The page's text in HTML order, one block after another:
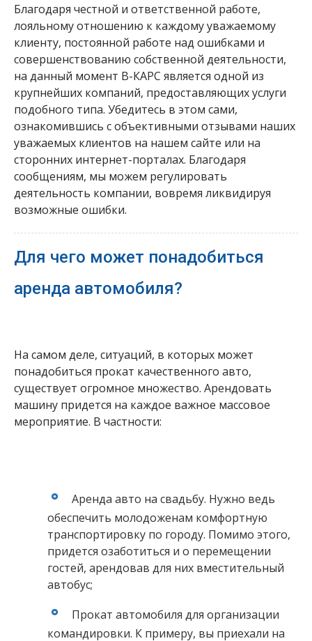
Благодаря честной и ответственной работе,
лояльному отношению к каждому уважаемому
клиенту, постоянной работе над ошибками и
совершенствованию собственной деятельности,
на данный момент В-КАРС является одной из
крупнейших компаний, предоставляющих услуги
подобного типа. Убедитесь в этом сами,
ознакомившись с объективными отзывами наших
уважаемых клиентов на нашем сайте или на
сторонних интернет-порталах. Благодаря
сообщениям, мы можем регулировать
деятельность компании, вовремя ликвидируя
возможные ошибки.
Для чего может понадобиться
аренда автомобиля?
На самом деле, ситуаций, в которых может
понадобиться прокат качественного авто,
существует огромное множество. Арендовать
машину придется на каждое важное массовое
мероприятие. В частности:
Аренда авто на свадьбу. Нужно ведь
обеспечить молодоженам комфортную
транспортировку по городу. Помимо этого,
придется озаботиться и о перемещении
гостей, арендовав для них вместительный
автобус;
Прокат автомобиля для организации
командировки. К примеру, вы приехали на